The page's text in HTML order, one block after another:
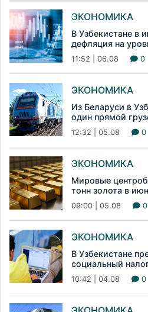
ЭКОНОМИКА
В Узбекистане в
дефляция на
11:52 | 06.08 0
ЭКОНОМИКА
Из Беларуси в
один прямой
12:32 | 05.08 0
ЭКОНОМИКА
Мировые
тонн золота в
09:00 | 05.08 0
ЭКОНОМИКА
В Узбекистане
социальный
10:42 | 04.08 0